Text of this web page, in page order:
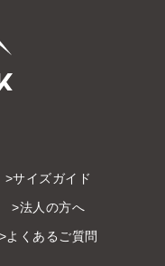
サイズガイド
法人の方へ
よくあるご質問